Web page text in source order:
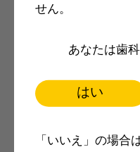
せん。
あなたは歯
はい
「いいえ」の場合